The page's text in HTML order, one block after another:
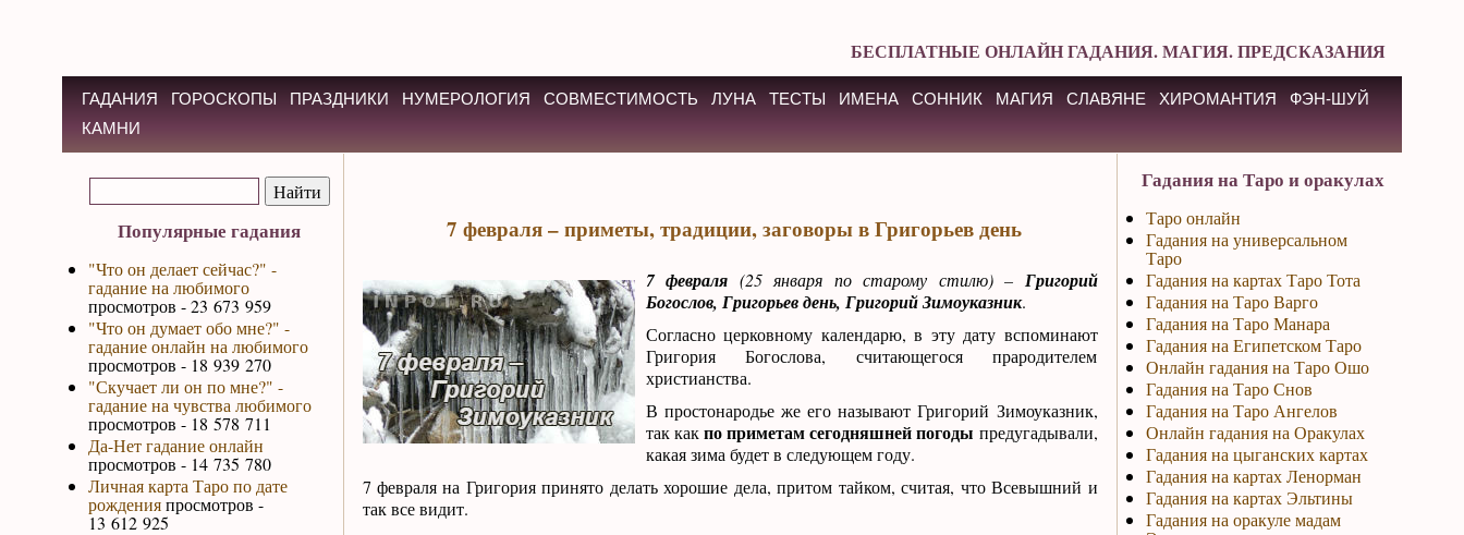
БЕСПЛАТНЫЕ ОНЛАЙН ГАДАНИЯ. МАГИЯ. ПРЕДСКАЗАНИЯ
ГАДАНИЯ ГОРОСКОПЫ ПРАЗДНИКИ НУМЕРОЛОГИЯ СОВМЕСТИМОСТЬ ЛУНА ТЕСТЫ ИМЕНА СОННИК МАГИЯ СЛАВЯНЕ ХИРОМАНТИЯ
ФЭН-ШУЙ
КАМНИ
Популярные гадания
"Что он делает сейчас?" -
гадание на любимого
просмотров - 23 673 959
"Что он думает обо мне?" -
гадание онлайн на любимого
просмотров - 18 939 270
"Скучает ли он по мне?" -
гадание на чувства любимого
просмотров - 18 578 711
Да-Нет гадание онлайн
просмотров - 14 735 780
Личная карта Таро по дате
рожденияпросмотров -
13 612 925
7 февраля – приметы, традиции, заговоры в Григорьев день
7 февраля (25 января по старому стилю) – Григорий
Богослов, Григорьев день, Григорий Зимоуказник.
Согласно церковному календарю, в эту дату вспоминают
Григория Богослова, считающегося прародителем
христианства.
В простонародье же его называют Григорий Зимоуказник,
так какпо приметам сегодняшней погоды предугадывали,
какая зима будет в следующем году.
7 февраля на Григория принято делать хорошие дела, притом тайком, считая, что Всевышний и
так все видит.
Гадания на Таро и оракулах
Таро онлайн
Гадания на универсальном
Таро
Гадания на картах Таро Тота
Гадания на Таро Варго
Гадания на Таро Манара
Гадания на Египетском Таро
Онлайн гадания на Таро Ошо
Гадания на Таро Снов
Гадания на Таро Ангелов
Онлайн гадания на Оракулах
Гадания на цыганских картах
Гадания на картах Ленорман
Гадания на картах Эльтины
Гадания на оракуле мадам